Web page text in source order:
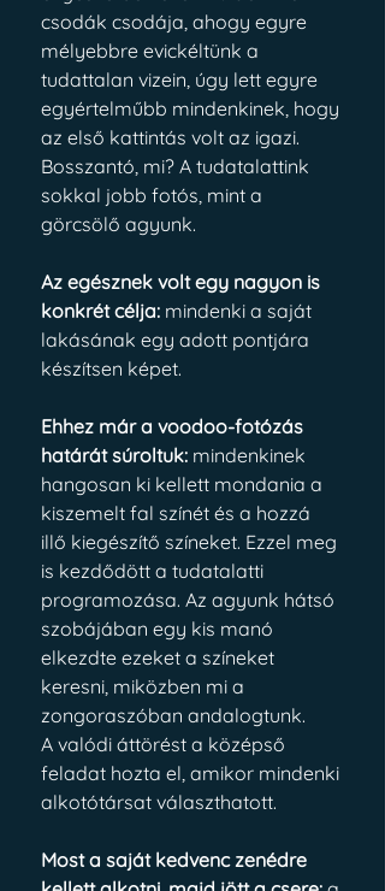
csodák csodája, ahogy egyre
mélyebbre evickéltünk a
tudattalan vizein, úgy lett egyre
egyértelműbb mindenkinek, hogy
az első kattintás volt az igazi.
Bosszantó, mi? A tudatalattink
sokkal jobb fotós, mint a
görcsölő agyunk.
Az egésznek volt egy nagyon is
konkrét célja: mindenki a saját
lakásának egy adott pontjára
készítsen képet.
Ehhez már a voodoo-fotózás
határát súroltuk: mindenkinek
hangosan ki kellett mondania a
kiszemelt fal színét és a hozzá
illő kiegészítő színeket. Ezzel meg
is kezdődött a tudatalatti
programozása. Az agyunk hátsó
szobájában egy kis manó
elkezdte ezeket a színeket
keresni, miközben mi a
zongoraszóban andalogtunk.
A valódi áttörést a középső
feladat hozta el, amikor mindenki
alkotótársat választhatott.
Most a saját kedvenc zenédre